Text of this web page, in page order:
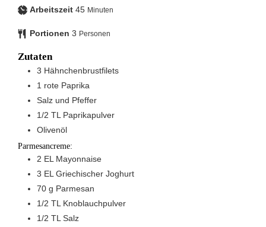
Arbeitszeit 45 Minuten
Portionen 3 Personen
Zutaten
3 Hähnchenbrustfilets
1 rote Paprika
Salz und Pfeffer
1/2 TL Paprikapulver
Olivenöl
Parmesancreme:
2 EL Mayonnaise
3 EL Griechischer Joghurt
70 g Parmesan
1/2 TL Knoblauchpulver
1/2 TL Salz